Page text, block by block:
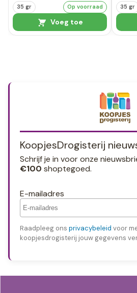
35 gr Op voorraad
Voeg toe
35 gr
KoopjesDrogisterij
Schrijf je in voor onze
€100 shoptegoed.
E-mailadres
Raadpleeg ons privacybeleid voor
koopjesdrogisterij jouw gegevens